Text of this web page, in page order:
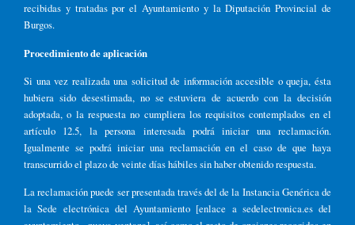
recibidas y tratadas por el Ayuntamiento y la Diputación Provincial de
Burgos.
Procedimiento de aplicación
Si una vez realizada una solicitud de información accesible o queja, ésta
hubiera sido desestimada, no se estuviera de acuerdo con la decisión
adoptada, o la respuesta no cumpliera los requisitos contemplados en el
artículo 12.5, la persona interesada podrá iniciar una reclamación.
Igualmente se podrá iniciar una reclamación en el caso de que haya
transcurrido el plazo de veinte días hábiles sin haber obtenido respuesta.
La reclamación puede ser presentada través del de la Instancia Genérica de
la Sede electrónica del Ayuntamiento [enlace a sedelectronica.es del